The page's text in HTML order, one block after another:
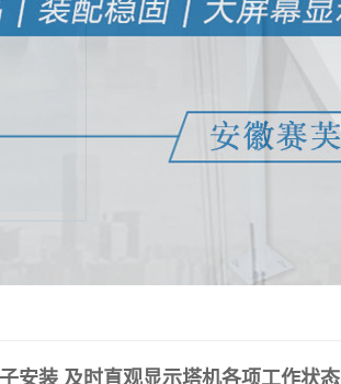
安装 及时直观显示塔机各项工作状态